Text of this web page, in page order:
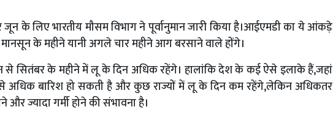
के लिए भारतीय मौसम विभाग ने पूर्वानुमान जारी किया है।आईएमडी का ये आंकड़े
के महीने यानी अगले चार महीने आग बरसाने वाले होंगे।
से सितंबर के महीने में लू के दिन अधिक रहेंगे। हालांकि देश के कई ऐसे इलाके हैं,जहां
से अधिक बारिश हो सकती है और कुछ राज्यों में लू के दिन कम रहेंगे,लेकिन अधिकतर
ज्यादा गर्मी होने की संभावना है।